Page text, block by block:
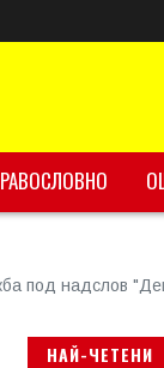
под надслов
НАЙ-ЧЕТЕНИ